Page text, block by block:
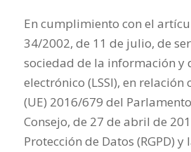
En cumplimiento con el
34/2002, de 11 de julio, de
sociedad de la información y
electrónico (LSSI), en relación
(UE) 2016/679 del
Consejo, de 27 de abril de
Protección de Datos (RGPD) y